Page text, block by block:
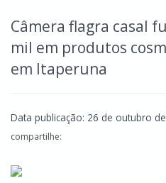
Câmera flagra casal
mil em produtos
em Itaperuna
Data publicação: 26 de outubro
compartilhe: